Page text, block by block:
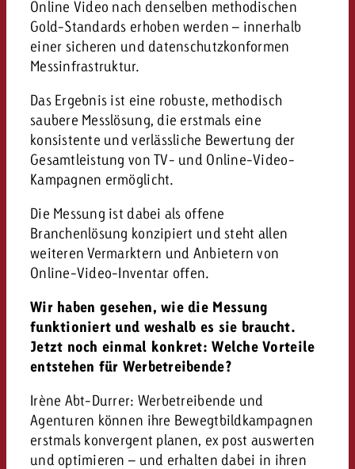
Online Video nach denselben methodischen
Gold-Standards erhoben werden – innerhalb
einer sicheren und datenschutzkonformen
Messinfrastruktur.
Das Ergebnis ist eine robuste, methodisch
saubere Messlösung, die erstmals eine
konsistente und verlässliche Bewertung der
Gesamtleistung von TV- und Online-Video-
Kampagnen ermöglicht.
Die Messung ist dabei als offene
Branchenlösung konzipiert und steht allen
weiteren Vermarktern und Anbietern von
Online-Video-Inventar offen.
Wir haben gesehen, wie die Messung
funktioniert und weshalb es sie braucht.
Jetzt noch einmal konkret: Welche Vorteile
entstehen für Werbetreibende?
Irène Abt-Durrer: Werbetreibende und
Agenturen können ihre Bewegtbildkampagnen
erstmals konvergent planen, ex post auswerten
und optimieren – und erhalten dabei in ihren